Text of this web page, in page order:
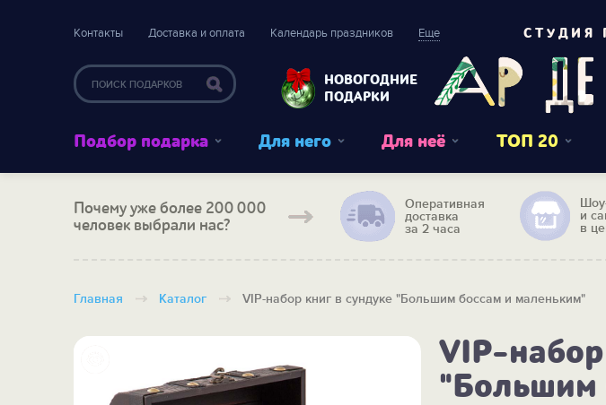
Контакты Доставка и оплата Календарь праздников Еще
НОВОГОДНИЕ
ПОДАРКИ
СТУДИЯ
Подбор подарка Для него Для неё ТОП 20
Почему уже более 200 000
человек выбрали нас?
Оперативная
доставка
за 2 часа
и
в
Главная Каталог VIP-набор книг в сундуке "Большим боссам и маленьким"
VIP-
"Большим